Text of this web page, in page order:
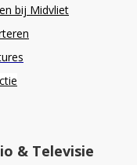
bij Midvliet
& Televisie